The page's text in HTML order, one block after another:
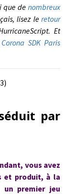
que de nombreux
lisez le retour
Et
Corona SDK Paris
par
vous avez
et produit, à la
un premier jeu